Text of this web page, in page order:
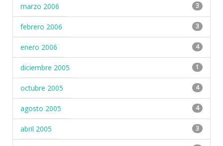
marzo 2006 3
febrero 2006 3
enero 2006 4
diciembre 2005 1
octubre 2005 4
agosto 2005 4
abril 2005 3